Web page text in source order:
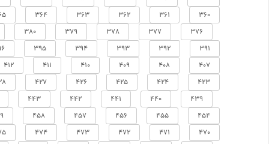
360
361
362
363
364
376
377
378
379
380
391
392
393
394
395
407
408
409
410
411
412
423
424
425
426
427
439
440
441
442
443
454
455
456
457
458
470
471
472
473
474